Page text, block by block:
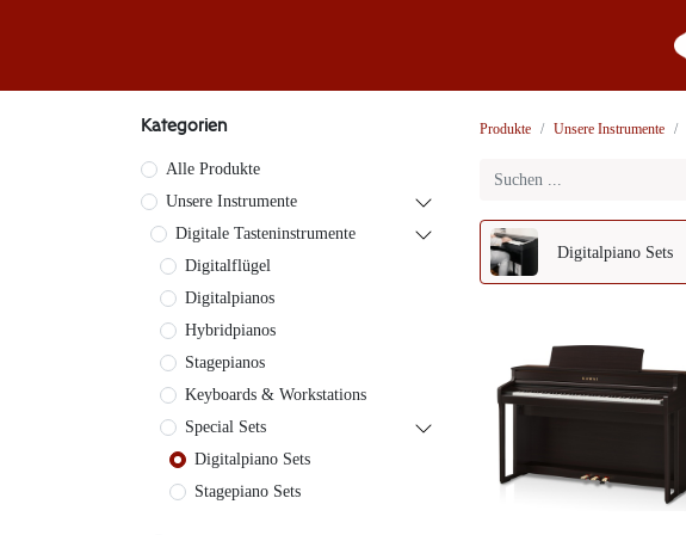
Kategorien
Alle Produkte
Unsere Instrumente
Digitale Tasteninstrumente
Digitalflügel
Digitalpianos
Hybridpianos
Stagepianos
Keyboards & Workstations
Special Sets
Digitalpiano Sets
Stagepiano Sets
Produkte Unsere Instrumente
Digitalpiano Sets